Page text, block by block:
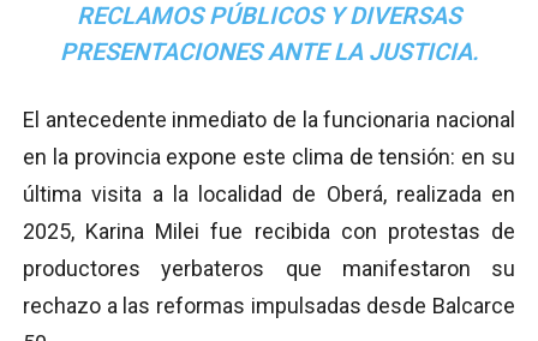
RECLAMOS PÚBLICOS Y DIVERSAS
PRESENTACIONES ANTE LA JUSTICIA.
El antecedente inmediato de la funcionaria nacional
en la provincia expone este clima de tensión: en su
última visita a la localidad de Oberá, realizada en
2025, Karina Milei fue recibida con protestas de
productores yerbateros que manifestaron su
rechazo a las reformas impulsadas desde Balcarce